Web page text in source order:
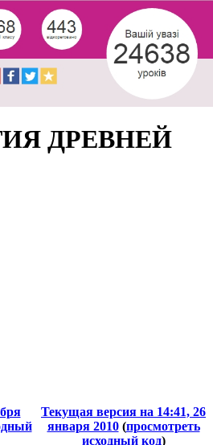
ДРЕВНЕЙ
Текущая версия на 14:41, 26
января 2010(просмотреть
исходный код)